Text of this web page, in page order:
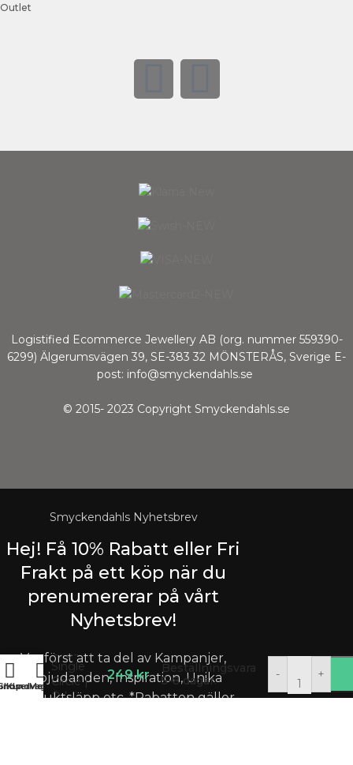
Outlet
Logistified Ecommerce Jewellery AB (org. nummer 559390-
6299) Älgerumsvägen 39, SE-383 32 MÖNSTERÅS, Sverige E-
post: info@smyckendahls.se
© 2015- 2023 Copyright Smyckendahls.se
Smyckendahls Nyhetsbrev
Hej! Få 10% Rabatt eller Fri
Frakt på ett köp när du
prenumererar på vårt
Nyhetsbrev!
Var först att ta del av Kampanjer,
Erbjudanden, Inspiration, Unika
produktsläpp etc. *Rabatten gäller
Kundvagn
Meny
Organic
Single
Circle |
Örhängen
249kr
Beställningsvara
5-8 dagar.
- +